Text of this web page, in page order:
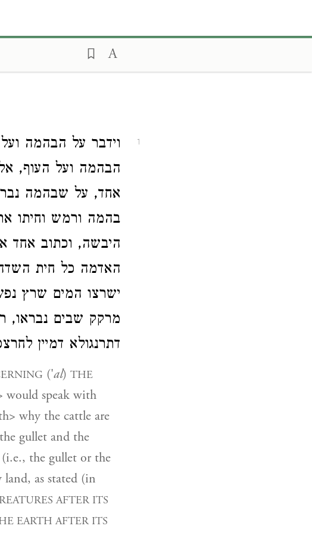
1 וידבר על הבהמה
הבהמה ועל העוף,
אחד, על שבהמה
בהמה ורמש וחיתו
היבשה, וכתוב אחד
האדמה כל חית
ישרצו המים שרץ
מרקק שבים נבראו,
דתרנגולא דמיין
('al) THE
would speak with
why the cattle are
gullet and the
the gullet or the
land, as stated (in
AFTER ITS
EARTH AFTER ITS